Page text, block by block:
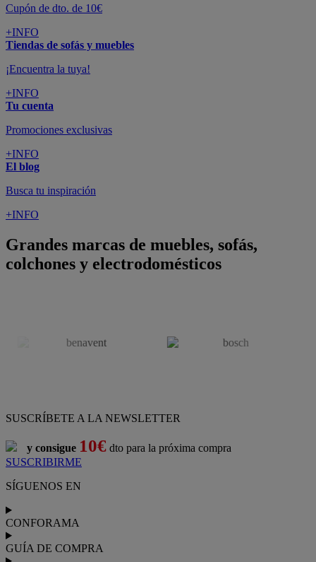
Cupón de dto. de 10€
+INFO
Tiendas de sofás y muebles
¡Encuentra la tuya!
+INFO
Tu cuenta
Promociones exclusivas
+INFO
El blog
Busca tu inspiración
+INFO
Grandes marcas de muebles, sofás,
colchones y electrodomésticos
SUSCRÍBETE A LA NEWSLETTER
y consigue 10€ dto para la próxima compra
SUSCRIBIRME
SÍGUENOS EN
CONFORAMA
GUÍA DE COMPRA